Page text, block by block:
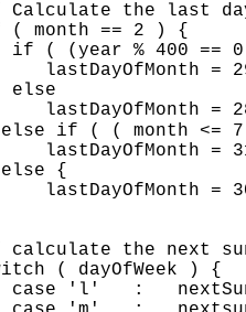
the last day
== 2 ) {
% 400 == 0)
lastDayOfMonth =
lastDayOfMonth =
if ( ( month <= 7
lastDayOfMonth =
{
lastDayOfMonth =
the next
( dayOfWeek ) {
'l' :